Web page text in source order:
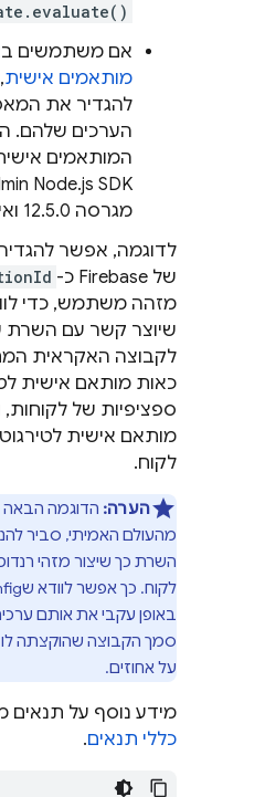
אם משתמשים ב
מותאמים אישית
להגדיר את
הערכים שלהם.
המותאמים
Node.js SDK
מגרסה 12.5.0 ואילך.
לדוגמה, אפשר להגדיר
של Firebase כ-
מזהה משתמש, כדי
שיוצר קשר עם השרת
לקבוצה האקראית
כאות מותאם אישית
ספציפיות של לקוחות,
מותאם אישית
לקוח.
הערה: הדוגמה
מהעולם האמיתי, סביר
השרת כך שיצור מזהי
לקוח. כך אפשר לוודא ש
באופן עקבי את אותם
סמך הקבוצה שהוקצתה
על אחוזים.
מידע נוסף על תנאים
כללי תנאים.